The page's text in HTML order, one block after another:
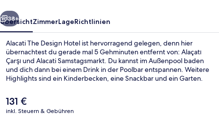
Weiter
38+
ÜbersichtZimmerLageRichtlinien
Alacati The Design Hotel ist hervorragend gelegen, denn hier
übernachtest du gerade mal 5 Gehminuten entfernt von: Alaçatı
Çarşı und Alacati Samstagsmarkt. Du kannst im Außenpool baden
und dich dann bei einem Drink in der Poolbar entspannen. Weitere
Highlights sind ein Kinderbecken, eine Snackbar und ein Garten.
Der
aktuelle
131 €
inkl. Steuern & Gebühren